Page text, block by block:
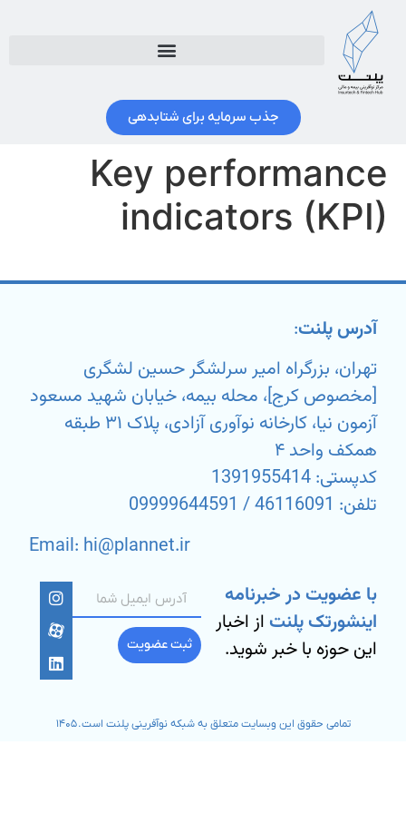
جذب سرمایه برای شتابدهی
Key performance
indicators (KPI)
آدرس پلنت:
تهران، بزرگراه امیر سرلشگر حسین لشگری
[مخصوص کرج]، محله بیمه، خیابان شهید مسعود
آزمون نیا، کارخانه نوآوری آزادی، پلاک ۳۱ طبقه
همکف واحد ۴
کدپستی: 1391955414
تلفن: 46116091 / 09999644591
Email: hi@plannet.ir
با عضویت در خبرنامه
اینشورتک پلنتاز اخبار
این حوزه با خبر شوید.
ثبت عضویت
تمامی حقوق این وبسایت متعلق به شبکه نوآفرینی پلنت است. ۱۴۰۵